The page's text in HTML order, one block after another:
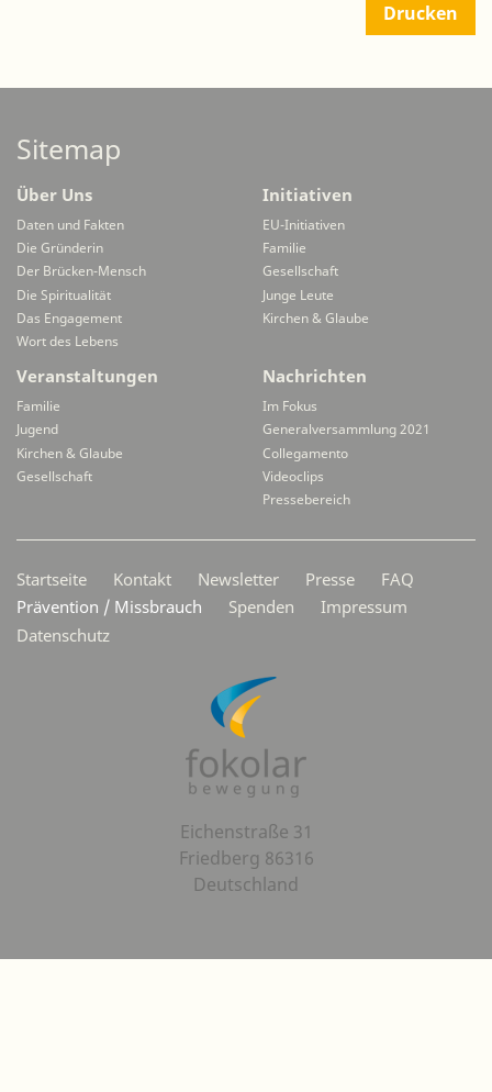
Drucken
Sitemap
Über Uns
Daten und Fakten
Die Gründerin
Der Brücken-Mensch
Die Spiritualität
Das Engagement
Wort des Lebens
Initiativen
EU-Initiativen
Familie
Gesellschaft
Junge Leute
Kirchen & Glaube
Veranstaltungen
Familie
Jugend
Kirchen & Glaube
Gesellschaft
Nachrichten
Im Fokus
Generalversammlung 2021
Collegamento
Videoclips
Pressebereich
Startseite Kontakt Newsletter Presse
FAQ
Prävention / Missbrauch
Spenden
Impressum
Datenschutz
Eichenstraße 31
Friedberg 86316
Deutschland